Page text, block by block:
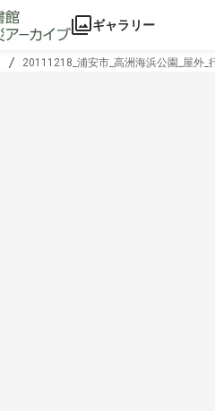
ギャラリー
20111218_浦安市_高洲海浜公園_屋外_